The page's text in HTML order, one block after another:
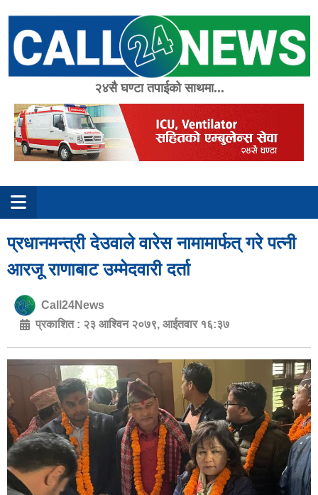
content
२४सै घण्टा तपाईको साथमा...
प्रधानमन्त्री देउवाले वारेस नामामार्फत् गरे पत्नी
आरजू राणाबाट उम्मेदवारी दर्ता
Call24News
प्रकाशित : २३ आश्विन २०७९, आईतवार १६:३७